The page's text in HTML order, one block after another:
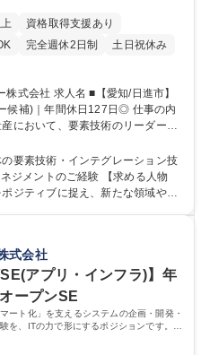
資格取得支援あり
完全週休2日制
土日祝休み
愛知/日進市】
｜年間休日127日◎ 仕事の内
において、要素技術のリーダーを
マネジメント、戦略立案、人材育
■裏面工程要素技術(ウエハサポー
膜・洗浄) ■インテグレーション技
く場合がございます。 募集職
素技術者(リーダー候補)｜年間休
要素技術・インテグレーション技
ジティブに捉え、新たな領域や技
める方や相手を説得していくこと
式会社
アプリ・インフラ)】年
ープンSE
ート化」を支えるシステムの企画・開発・
を、ITの力で形にするポジションです。製